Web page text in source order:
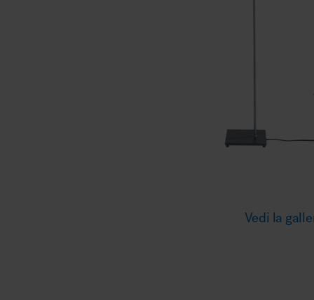
Vedi la